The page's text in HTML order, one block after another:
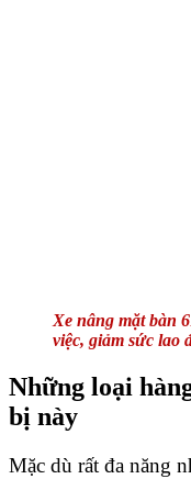
Xe nâng mặt bàn
việc, giảm sức lao
Những loại
bị này
Mặc dù rất đa năng